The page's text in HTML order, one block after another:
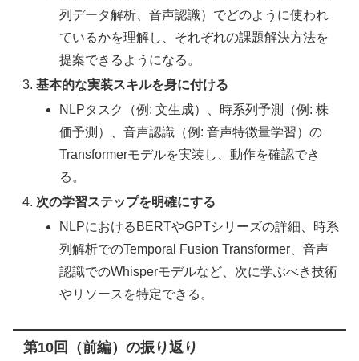
列データ解析、音声認識）でどのように使われ
ているかを理解し、それぞれの課題解決方法を
提案できるようになる。
基本的な実装スキルを身に付ける
NLPタスク（例: 文生成）、時系列予測（例: 株
価予測）、音声認識（例: 音声特徴量学習）の
Transformerモデルを実装し、動作を確認でき
る。
次の学習ステップを明確にする
NLPにおけるBERTやGPTシリーズの詳細、時系
列解析でのTemporal Fusion Transformer、音声
認識でのWhisperモデルなど、次に学ぶべき技術
やリソースを特定できる。
第10回（前編）の振り返り